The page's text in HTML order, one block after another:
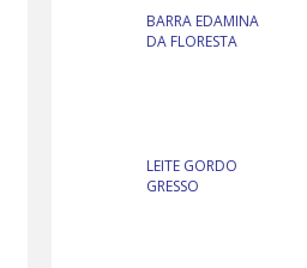
BARRA EDAMINA
DA FLORESTA
LEITE GORDO
GRESSO